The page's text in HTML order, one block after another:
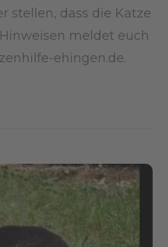
stellen, dass die Katze
meldet euch
ehingen.de.